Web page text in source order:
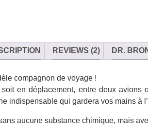
REVIEWS (2) DR.
compagnon de voyage !
en déplacement, entre deux avions
indispensable qui gardera vos mains à
aucune substance chimique, mais